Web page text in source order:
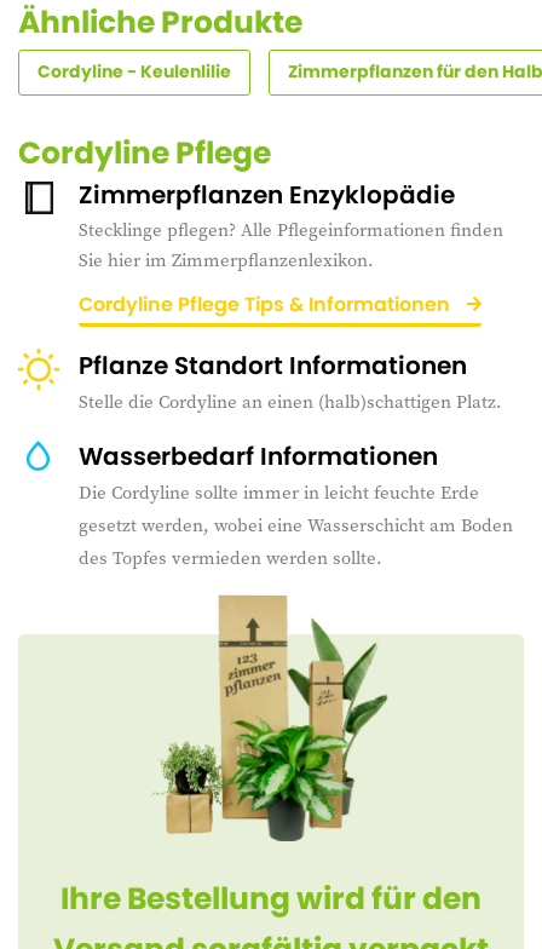
Ähnliche Produkte
Cordyline - Keulenlilie Zimmerpflanzen für den
Cordyline Pflege
Zimmerpflanzen Enzyklopädie
Stecklinge pflegen? Alle Pflegeinformationen finden
Sie hier im Zimmerpflanzenlexikon.
Cordyline Pflege Tips & Informationen
Pflanze Standort Informationen
Stelle die Cordyline an einen (halb)schattigen Platz.
Wasserbedarf Informationen
Die Cordyline sollte immer in leicht feuchte Erde
gesetzt werden, wobei eine Wasserschicht am Boden
des Topfes vermieden werden sollte.
Ihre Bestellung wird für den